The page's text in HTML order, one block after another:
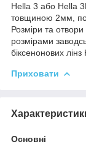
Hella 3 або Hella
товщиною 2мм,
Розміри та
розмірами
біксенонових лінз
Приховати
Основні